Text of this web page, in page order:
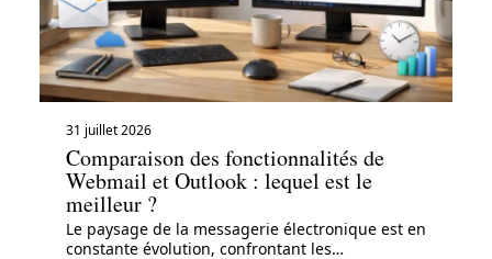
31 juillet 2026
Comparaison des fonctionnalités de
Webmail et Outlook : lequel est le
meilleur ?
Le paysage de la messagerie électronique est en
constante évolution, confrontant les…